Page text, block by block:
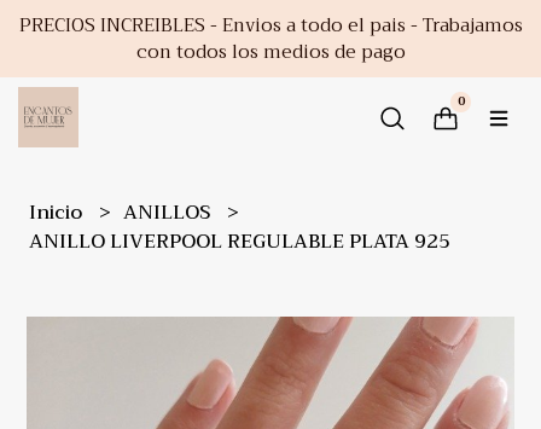
PRECIOS INCREIBLES - Envios a todo el pais - Trabajamos
con todos los medios de pago
0
Inicio
ANILLOS
ANILLO LIVERPOOL REGULABLE PLATA 925